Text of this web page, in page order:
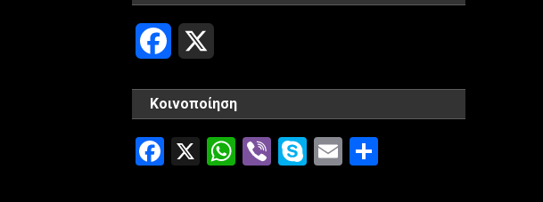
Facebook
Κοινοποίηση
Facebook
X WhatsApp
ViberSkype
Email